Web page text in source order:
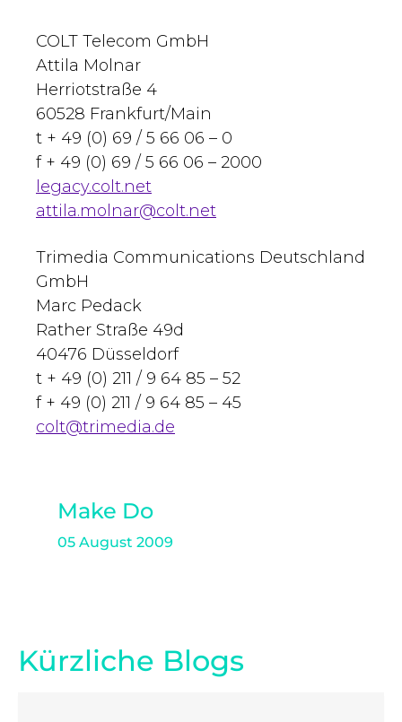
COLT Telecom GmbH
Attila Molnar
Herriotstraße 4
60528 Frankfurt/Main
t + 49 (0) 69 / 5 66 06 – 0
f + 49 (0) 69 / 5 66 06 – 2000
legacy.colt.net
attila.molnar@colt.net
Trimedia Communications Deutschland
GmbH
Marc Pedack
Rather Straße 49d
40476 Düsseldorf
t + 49 (0) 211 / 9 64 85 – 52
f + 49 (0) 211 / 9 64 85 – 45
colt@trimedia.de
Make Do
05 August 2009
Kürzliche Blogs